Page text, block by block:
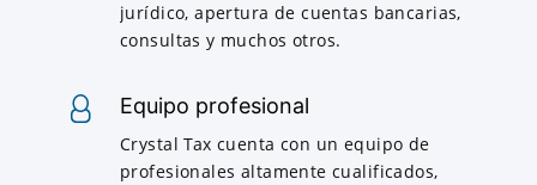
jurídico, apertura de cuentas bancarias,
consultas y muchos otros.
Equipo profesional
Crystal Tax cuenta con un equipo de
profesionales altamente cualificados,